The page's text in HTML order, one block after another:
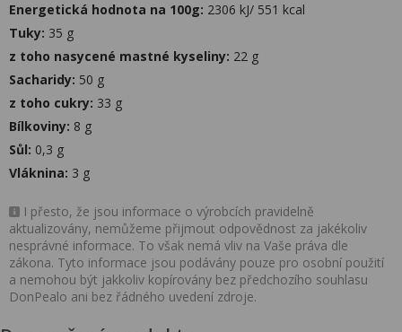
Energetická hodnota na 100g: 2306 kJ/ 551 kcal
Tuky: 35 g
z toho nasycené mastné kyseliny: 22 g
Sacharidy: 50 g
z toho cukry: 33 g
Bílkoviny: 8 g
Sůl: 0,3 g
Vláknina: 3 g
I přesto, že jsou informace o výrobcích pravidelně
aktualizovány, nemůžeme přijmout odpovědnost za jakékoliv
nesprávné informace. To však nemá vliv na Vaše práva dle
zákona. Tyto informace jsou podávány pouze pro osobní použití
a nemohou být jakkoliv kopírovány bez předchozího souhlasu
DonPealo ani bez řádného uvedení zdroje.